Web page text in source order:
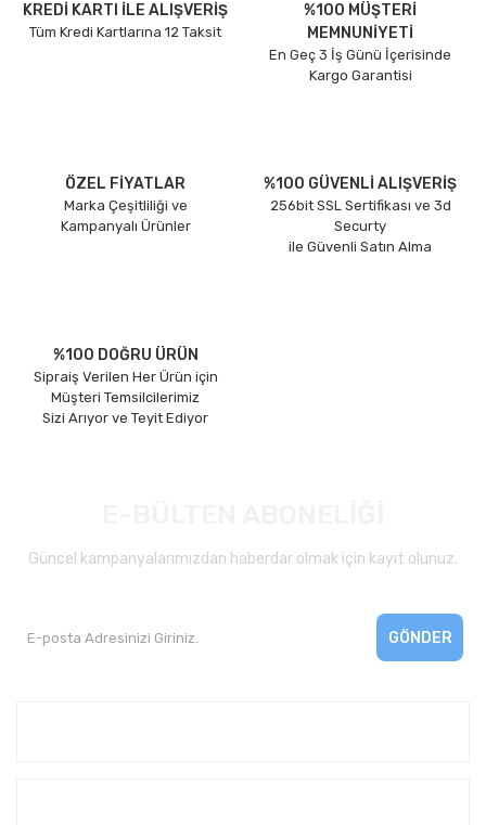
KREDİ KARTI İLE ALIŞVERİŞ
Tüm Kredi Kartlarına 12 Taksit
%100 MÜŞTERİ
MEMNUNİYETİ
En Geç 3 İş Günü İçerisinde
Kargo Garantisi
ÖZEL FİYATLAR
Marka Çeşitliliği ve
Kampanyalı Ürünler
%100 GÜVENLİ ALIŞVERİŞ
256bit SSL Sertifikası ve 3d
Securty
ile Güvenli Satın Alma
%100 DOĞRU ÜRÜN
Sipraiş Verilen Her Ürün için
Müşteri Temsilcilerimiz
Sizi Arıyor ve Teyit Ediyor
Güncel kampanyalarımızdan haberdar olmak için kayıt olunuz.
GÖNDER